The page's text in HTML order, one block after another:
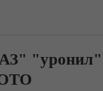
"уронил"